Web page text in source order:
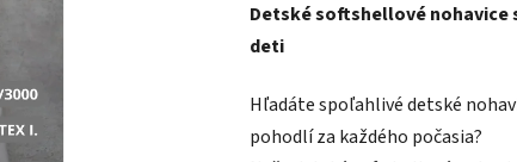
Detské softshellové
deti
Hľadáte spoľahlivé detské
pohodlí za každého počasia?